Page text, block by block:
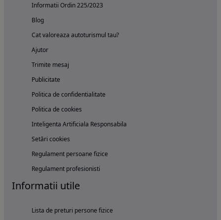
Informatii Ordin 225/2023
Blog
Cat valoreaza autoturismul tau?
Ajutor
Trimite mesaj
Publicitate
Politica de confidentialitate
Politica de cookies
Inteligenta Artificiala Responsabila
Setări cookies
Regulament persoane fizice
Regulament profesionisti
Informatii utile
Lista de preturi persone fizice